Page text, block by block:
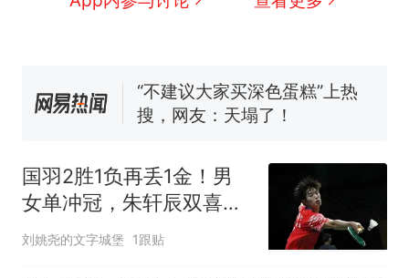
南航一航班疑向乘客发放西梅
汁，致多名乘客在飞行途中排
人只有2个厕所；客服回应：并
非每架飞机都会发放西梅汁
因老师一句“跟我回家”改写了
人生
国羽2胜1负再丢1金！男
女单冲冠，朱轩辰双喜临
门，混双无缘决赛
刘姚尧的文字城堡 1跟贴